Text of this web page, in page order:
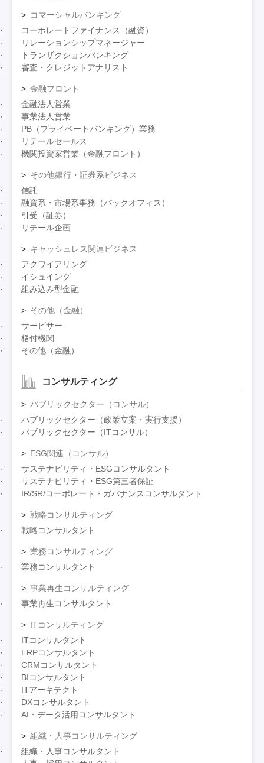
コマーシャルバンキング
コーポレートファイナンス（融資）
リレーションシップマネージャー
トランザクションバンキング
審査・クレジットアナリスト
金融フロント
金融法人営業
事業法人営業
PB（プライベートバンキング）業務
リテールセールス
機関投資家営業（金融フロント）
その他銀行・証券系ビジネス
信託
融資系・市場系事務（バックオフィス）
引受（証券）
リテール企画
キャッシュレス関連ビジネス
アクワイアリング
イシュイング
組み込み型金融
その他（金融）
サービサー
格付機関
その他（金融）
コンサルティング
パブリックセクター（コンサル）
パブリックセクター（政策立案・実行支援）
パブリックセクター（ITコンサル）
ESG関連（コンサル）
サステナビリティ・ESGコンサルタント
サステナビリティ・ESG第三者保証
IR/SR/コーポレート・ガバナンスコンサルタント
戦略コンサルティング
戦略コンサルタント
業務コンサルティング
業務コンサルタント
事業再生コンサルティング
事業再生コンサルタント
ITコンサルティング
ITコンサルタント
ERPコンサルタント
CRMコンサルタント
BIコンサルタント
ITアーキテクト
DXコンサルタント
AI・データ活用コンサルタント
組織・人事コンサルティング
組織・人事コンサルタント